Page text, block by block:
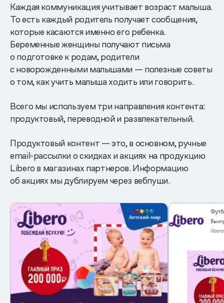
Каждая коммуникация учитывает возраст малыша.
То есть каждый родитель получает сообщения,
которые касаются именно его ребенка.
Беременные женщины получают письма
о подготовке к родам, родители
с новорожденными малышами — полезные советы
о том, как учить малыша ходить или говорить.
Всего мы используем три направления контента:
продуктовый, переводной и развлекательный.
Продуктовый контент — это, в основном, ручные
email-рассылки о скидках и акциях на продукцию
Libero в магазинах партнеров. Информацию
об акциях мы дублируем через вебпуши.